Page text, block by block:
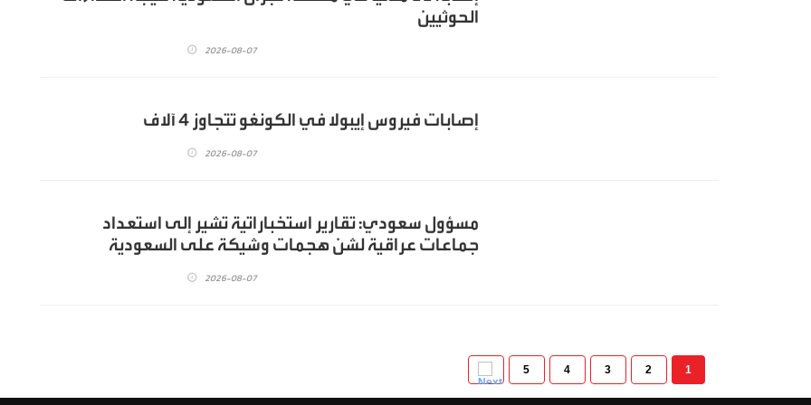
الحوثيين
2026-08-07
إصابات فيروس إيبولا في الكونغو تتجاوز 4 آلاف
2026-08-07
مسؤول سعودي: تقارير استخباراتية تشير إلى استعداد
جماعات عراقية لشن هجمات وشيكة على السعودية
2026-08-07
1
2
3
4
5